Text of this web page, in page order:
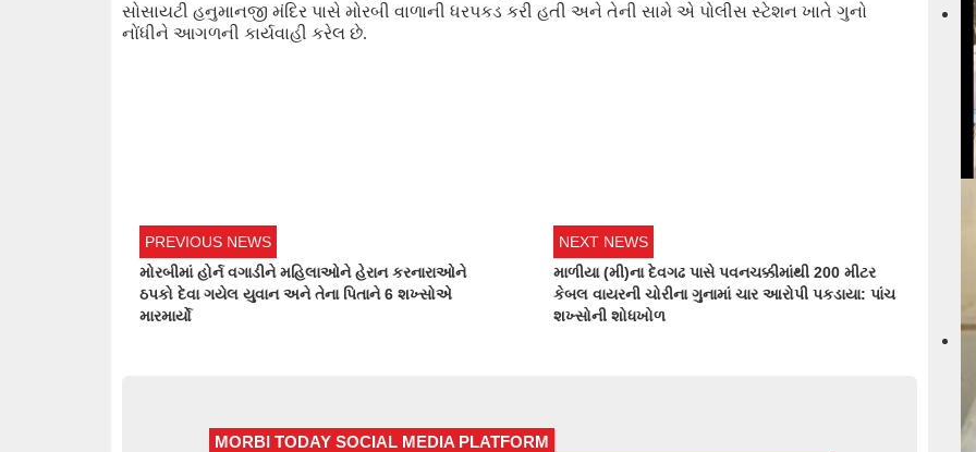
સોસાયટી હનુમાનજી મંદિર પાસે મોરબી વાળાની ધરપકડ કરી હતી અને તેની સામે એ પોલીસ સ્ટેશન ખાતે ગુનો
નોંધીને આગળની કાર્યવાહી કરેલ છે.
PREVIOUS NEWS
મોરબીમાં હોર્ન વગાડીને મહિલાઓને હેરાન કરનારાઓને
ઠપકો દેવા ગયેલ યુવાન અને તેના પિતાને 6 શખ્સોએ
મારમાર્યો
NEXT NEWS
માળીયા (મી)ના દેવગઢ પાસે પવનચક્કીમાંથી 200 મીટર
કેબલ વાયરની ચોરીના ગુનામાં ચાર આરોપી પકડાયા: પાંચ
શખ્સોની શોધખોળ
MORBI TODAY SOCIAL MEDIA PLATFORM